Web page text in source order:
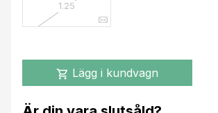
1.25
shopping_cart Lägg i kundvagn